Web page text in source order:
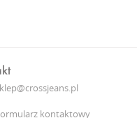
kontaktowy